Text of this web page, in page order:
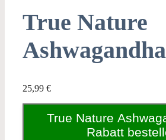
True Nature
Ashwagandha
25,99 €
True Nature
Rabatt